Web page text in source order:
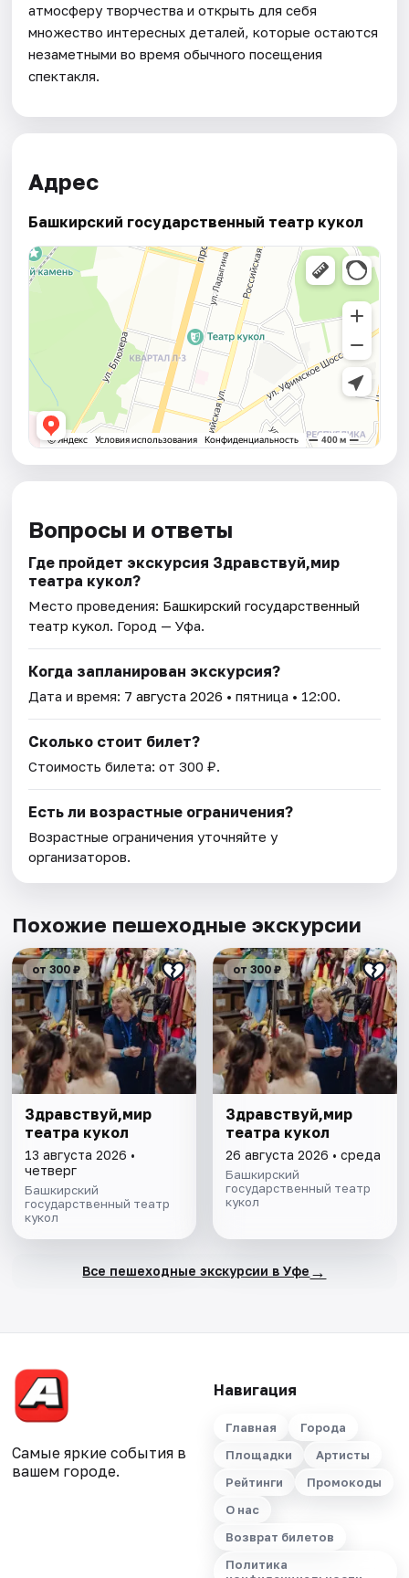
атмосферу творчества и открыть для себя
множество интересных деталей, которые остаются
незаметными во время обычного посещения
спектакля.
Адрес
Башкирский государственный театр кукол
Вопросы и ответы
Где пройдет экскурсия Здравствуй,мир
театра кукол?
Место проведения: Башкирский государственный
театр кукол. Город — Уфа.
Когда запланирован экскурсия?
Дата и время: 7 августа 2026 • пятница • 12:00.
Сколько стоит билет?
Стоимость билета: от 300 ₽.
Есть ли возрастные ограничения?
Возрастные ограничения уточняйте у
организаторов.
Похожие пешеходные экскурсии
от 300 ₽
Здравствуй,мир
театра кукол
13 августа 2026 •
четверг
Башкирский
государственный театр
кукол
от 300 ₽
Здравствуй,мир
театра кукол
26 августа 2026 • среда
Башкирский
государственный театр
кукол
Все пешеходные экскурсии в Уфе →
Самые яркие события в
вашем городе.
Навигация
Главная
Города
Площадки
Артисты
Рейтинги
Промокоды
О нас
Возврат билетов
Политика